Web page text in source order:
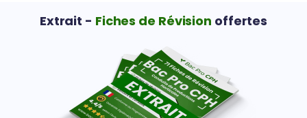
Extrait - Fiches de Révision offertes